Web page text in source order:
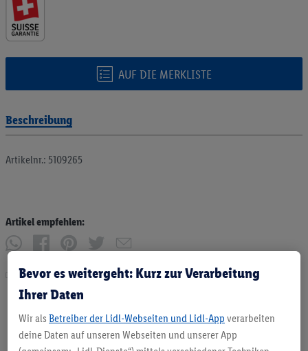
AUF DIE MERKLISTE
Beschreibung
Artikelnr.: 5109265
Artikel empfehlen:
Drucken
Bevor es weitergeht: Kurz zur Verarbeitung
Ihrer Daten
Wir als Betreiber der Lidl-Webseiten und Lidl-App verarbeiten
deine Daten auf unseren Webseiten und unserer App